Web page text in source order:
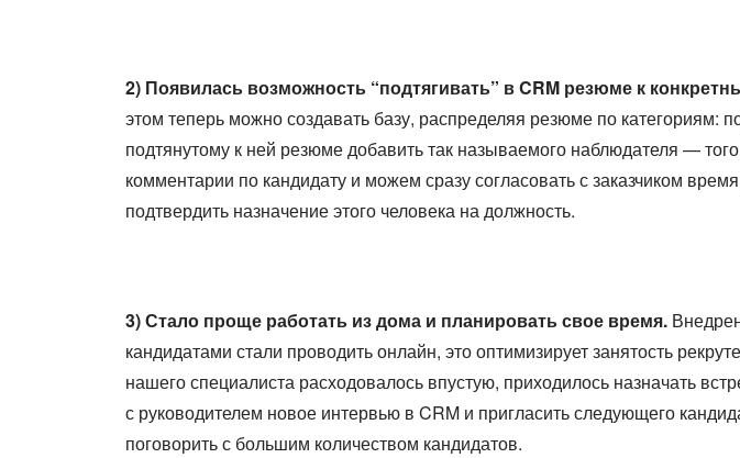
2) Появилась возможность “подтягивать” в CRM резюме к
этом теперь можно создавать базу, распределяя резюме по
подтянутому к ней резюме добавить так называемого наблюдателя —
комментарии по кандидату и можем сразу согласовать с заказчиком
подтвердить назначение этого человека на должность.
3) Стало проще работать из дома и планировать свое время.
кандидатами стали проводить онлайн, это оптимизирует занятость
нашего специалиста расходовалось впустую, приходилось назначать
с руководителем новое интервью в CRM и пригласить следующего
поговорить с большим количеством кандидатов.